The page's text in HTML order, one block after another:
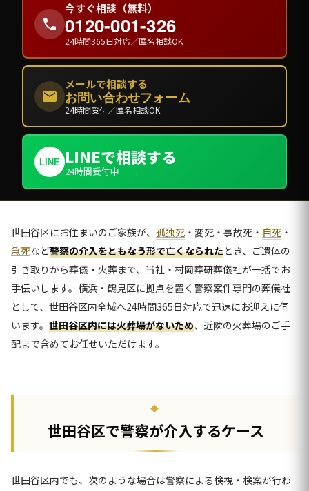
今すぐ相談（無料）
0120-001-326
24時間365日対応／匿名相談OK
メールで相談する
お問い合わせフォーム
24時間受付／匿名相談OK
LINE LINEで相談する
24時間受付中
世田谷区にお住まいのご家族が、 孤独死 ・変死・事故死・ 自死 ・
急死など警察の介入をともなう形で亡くなられたとき、ご遺体の
引き取りから葬儀・火葬まで、当社・村岡葬研葬儀社が一括でお
手伝いします。横浜・鶴見区に拠点を置く警察案件専門の葬儀社
として、世田谷区内全域へ24時間365日対応で迅速にお迎えに伺
います。 世田谷区内には火葬場がないため、近隣の火葬場のご手
配まで含めてお任せいただけます。
世田谷区で警察が介入するケース
世田谷区内でも、次のような場合は警察による検視・検案が行わ